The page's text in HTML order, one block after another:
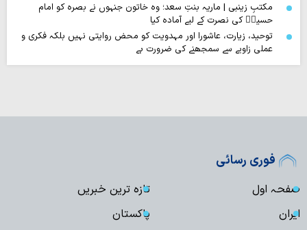
مکتبِ زینبی | ماریہ بنتِ سعد؛ وہ خاتون جنہوں نے بصرہ کو امام
حسینؑ کی نصرت کے لیے آمادہ کیا
توحید، زیارت، عاشورا اور مہدویت کو محض روایتی نہیں بلکہ فکری و
عملی زاویے سے سمجھنے کی ضرورت ہے
فوری رسائی
صفحہ اول
تازہ ترین خبریں
ایران
پاکستان